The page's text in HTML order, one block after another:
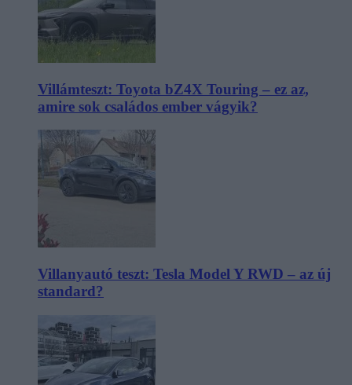
Villámteszt: Toyota bZ4X Touring – ez az,
amire sok családos ember vágyik?
Villanyautó teszt: Tesla Model Y RWD – az új
standard?